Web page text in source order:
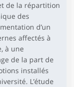
de la répartition
des
d’un
affectés à
à une
de la part de
installés
L’étude